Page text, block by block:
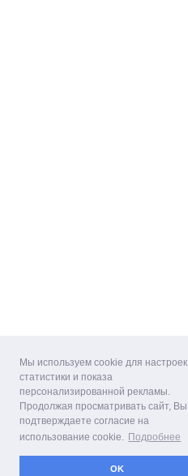
Мы используем cookie для настроек,
статистики и показа
персонализированной рекламы.
Продолжая просматривать сайт, Вы
подтверждаете согласие на
использование cookie. Подробнее
OK